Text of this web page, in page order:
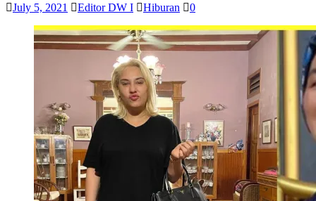
July 5, 2021 Editor DW I Hiburan 0